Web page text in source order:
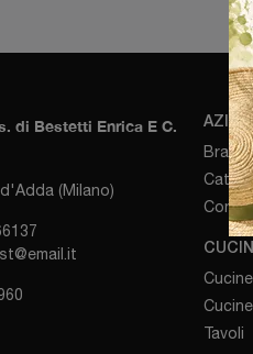
di Bestetti Enrica E C.
(Milano)
Brand
Tavoli